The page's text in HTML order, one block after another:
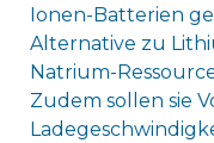
Ionen-Batterien
Alternative zu
Natrium-
Zudem sollen sie